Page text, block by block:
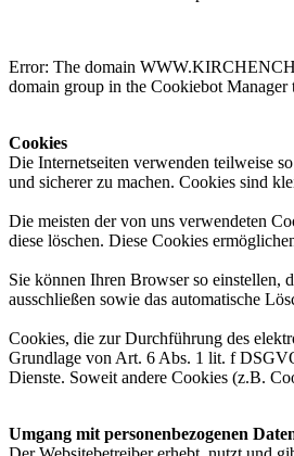
Error: The domain
domain group in the Cookiebot Manager
Cookies
Die Internetseiten verwenden teilweise
und sicherer zu machen. Cookies sind
Die meisten der von uns verwendeten
diese löschen. Diese Cookies
Sie können Ihren Browser so einstellen,
ausschließen sowie das automatische
Cookies, die zur Durchführung des
Grundlage von Art. 6 Abs. 1 lit. f
Dienste. Soweit andere Cookies (z.B.
Umgang mit personenbezogenen